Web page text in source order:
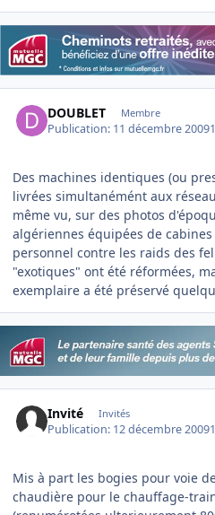
DOUBLET Membre
Publication: 11 décembre 2009
Des machines identiques (ou
livrées simultanémént aux
même vu, sur des photos
algériennes équipées de
personnel contre les raids des
"exotiques" ont été réformées,
exemplaire a été préservé
Invité Invités
Publication: 12 décembre 2009
Mis à part les bogies pour voie
chaudière pour le chauffage-